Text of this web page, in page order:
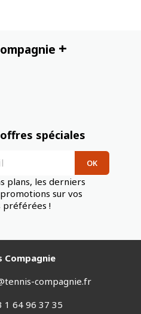
+
spéciales
plans, les derniers
sur vos
préférées !
Compagnie
compagnie.fr
1 64 96 37 35